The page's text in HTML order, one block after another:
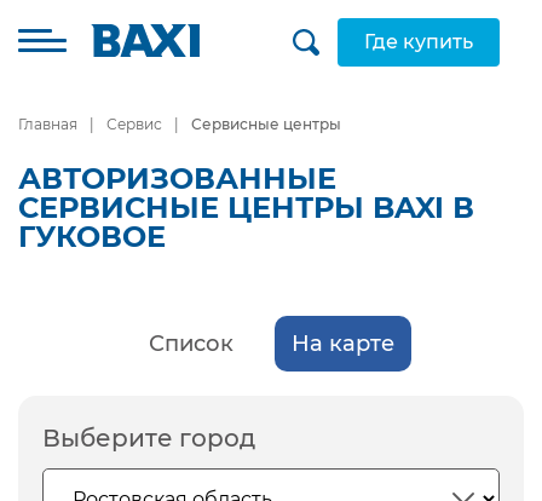
Где купить
Главная Сервис Сервисные центры
АВТОРИЗОВАННЫЕ
СЕРВИСНЫЕ ЦЕНТРЫ BAXI В
ГУКОВОЕ
Список На карте
Выберите город